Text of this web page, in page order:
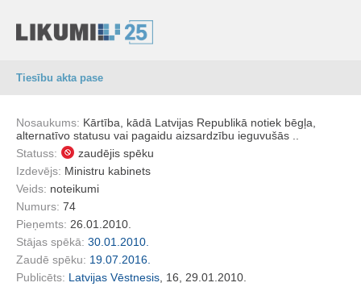
Tiesību akta pase
Nosaukums: Kārtība, kādā Latvijas Republikā notiek bēgļa,
alternatīvo statusu vai pagaidu aizsardzību ieguvušās ..
Statuss:
zaudējis spēku
Izdevējs: Ministru kabinets
Veids: noteikumi
Numurs: 74
Pieņemts: 26.01.2010.
Stājas spēkā: 30.01.2010.
Zaudē spēku: 19.07.2016.
Publicēts: Latvijas Vēstnesis , 16, 29.01.2010.